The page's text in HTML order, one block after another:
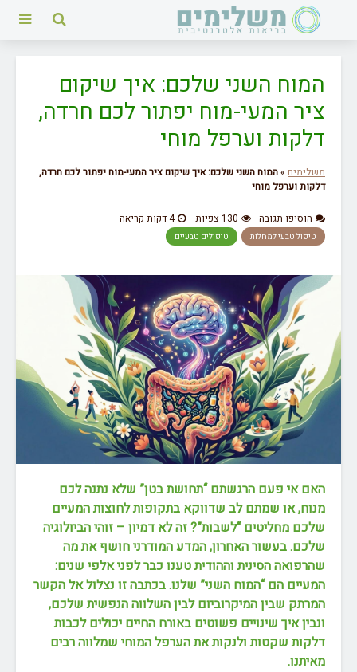
המוח השני שלכם: איך שיקום
ציר המעי-מוח יפתור לכם חרדה,
דלקות וערפל מוחי
משלימים »המוח השני שלכם: איך שיקום ציר המעי-מוח יפתור לכם חרדה,
דלקות וערפל מוחי
הוסיפו תגובה 130 צפיות 4 דקות קריאה
טיפול טבעי למחלות טיפולים טבעיים
האם אי פעם הרגשתם “תחושת בטן” שלא נתנה לכם
מנוח, או שמתם לב שדווקא בתקופות לחוצות המעיים
שלכם מחליטים “לשבות”? זה לא דמיון – זוהי הביולוגיה
שלכם. בעשור האחרון, המדע המודרני חושף את מה
שהרפואה הסינית וההודית טענו כבר לפני אלפי שנים:
המעיים הם “המוח השני” שלנו. בכתבה זו נצלול אל הקשר
המרתק שבין המיקרוביום לבין השלווה הנפשית שלכם,
ונבין איך שינויים פשוטים באורח החיים יכולים לכבות
דלקות שקטות ולנקות את הערפל המוחי שמלווה רבים
מאיתנו.